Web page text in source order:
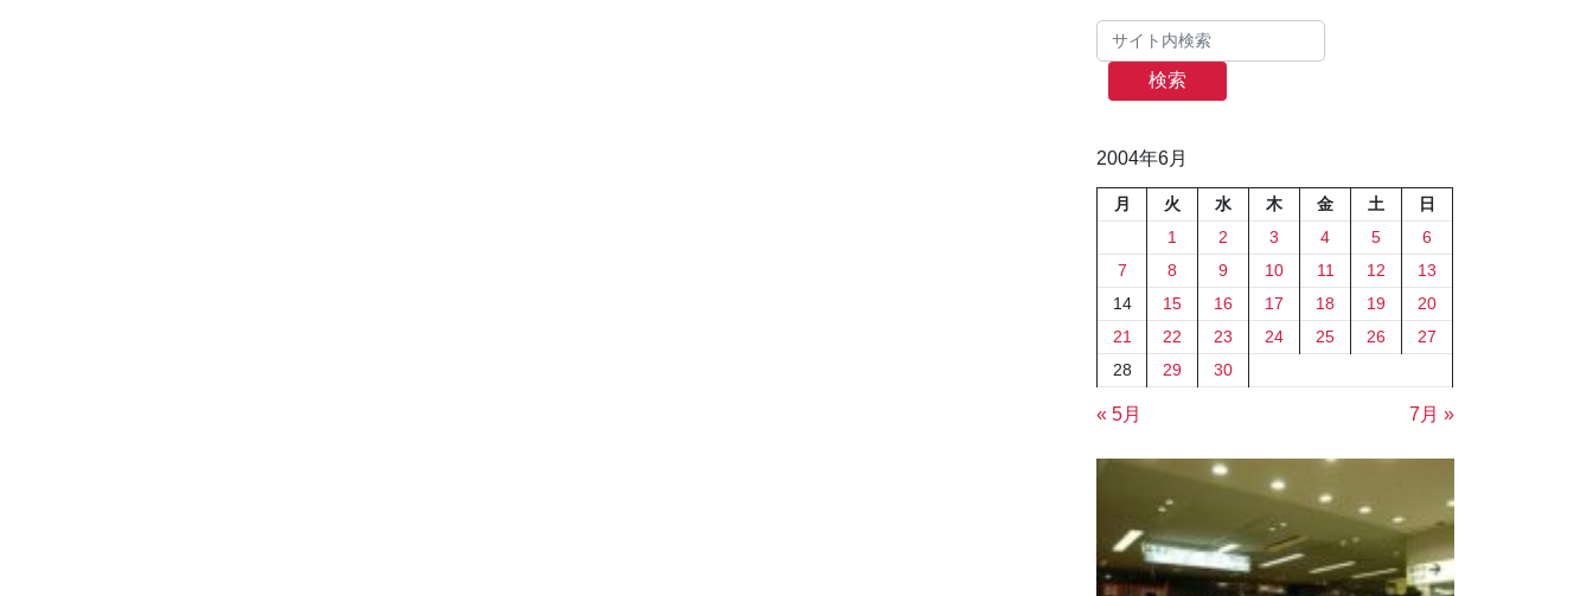
検索
2004年6月
月 火 水 木 金 土
日
1
2 3 4 5
6
7
8 9 10 11 12
13
14
15 16 17 18 19
20
21
22 23 24 25 26
27
28
29 30
« 5月 7月 »